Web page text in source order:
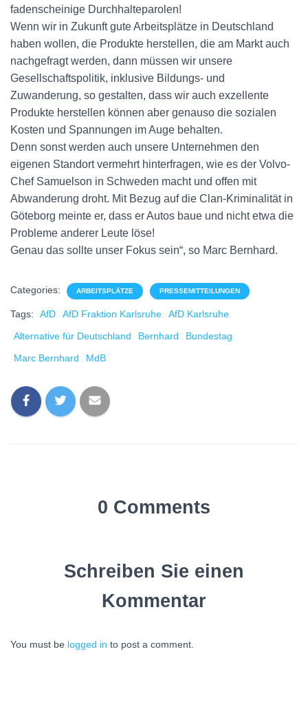
fadenscheinige Durchhalteparolen!
Wenn wir in Zukunft gute Arbeitsplätze in Deutschland
haben wollen, die Produkte herstellen, die am Markt auch
nachgefragt werden, dann müssen wir unsere
Gesellschaftspolitik, inklusive Bildungs- und
Zuwanderung, so gestalten, dass wir auch exzellente
Produkte herstellen können aber genauso die sozialen
Kosten und Spannungen im Auge behalten.
Denn sonst werden auch unsere Unternehmen den
eigenen Standort vermehrt hinterfragen, wie es der Volvo-
Chef Samuelson in Schweden macht und offen mit
Abwanderung droht. Mit Bezug auf die Clan-Kriminalität in
Göteborg meinte er, dass er Autos baue und nicht etwa die
Probleme anderer Leute löse!
Genau das sollte unser Fokus sein“, so Marc Bernhard.
Categories: ARBEITSPLÄTZE PRESSEMITTEILUNGEN
Tags: AfD AfD Fraktion Karlsruhe
AfD Karlsruhe
Alternative für Deutschland
Bernhard
Bundestag
Marc Bernhard
MdB
0 Comments
Schreiben Sie einen
Kommentar
You must be logged in to post a comment.